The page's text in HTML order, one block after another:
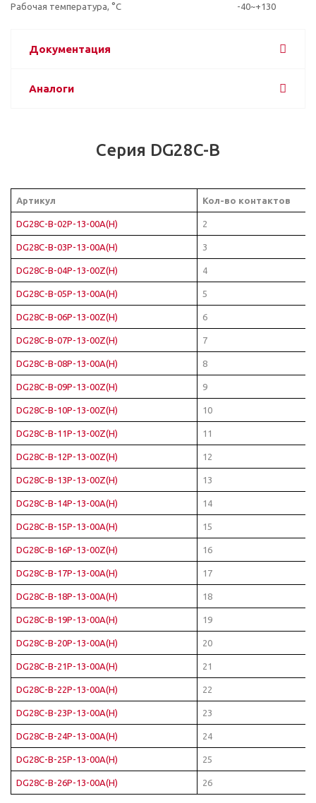
Рабочая температура, °C -40~+130
Документация
Аналоги
Серия DG28C-B
Артикул Кол-во контактов
DG28C-B-02P-13-00A(H) 2
DG28C-B-03P-13-00A(H) 3
DG28C-B-04P-13-00Z(H) 4
DG28C-B-05P-13-00A(H) 5
DG28C-B-06P-13-00Z(H) 6
DG28C-B-07P-13-00Z(H) 7
DG28C-B-08P-13-00A(H) 8
DG28C-B-09P-13-00Z(H) 9
DG28C-B-10P-13-00Z(H) 10
DG28C-B-11P-13-00Z(H) 11
DG28C-B-12P-13-00Z(H) 12
DG28C-B-13P-13-00Z(H) 13
DG28C-B-14P-13-00A(H) 14
DG28C-B-15P-13-00A(H) 15
DG28C-B-16P-13-00Z(H) 16
DG28C-B-17P-13-00A(H) 17
DG28C-B-18P-13-00A(H) 18
DG28C-B-19P-13-00A(H) 19
DG28C-B-20P-13-00A(H) 20
DG28C-B-21P-13-00A(H) 21
DG28C-B-22P-13-00A(H) 22
DG28C-B-23P-13-00A(H) 23
DG28C-B-24P-13-00A(H) 24
DG28C-B-25P-13-00A(H) 25
DG28C-B-26P-13-00A(H) 26